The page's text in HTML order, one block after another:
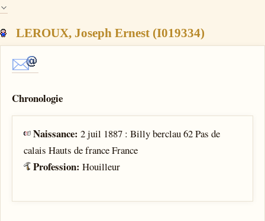
LEROUX, Joseph Ernest (I019334)
Chronologie
Naissance:2 juil 1887 : Billy berclau 62 Pas de
calais Hauts de france France
Profession:Houilleur